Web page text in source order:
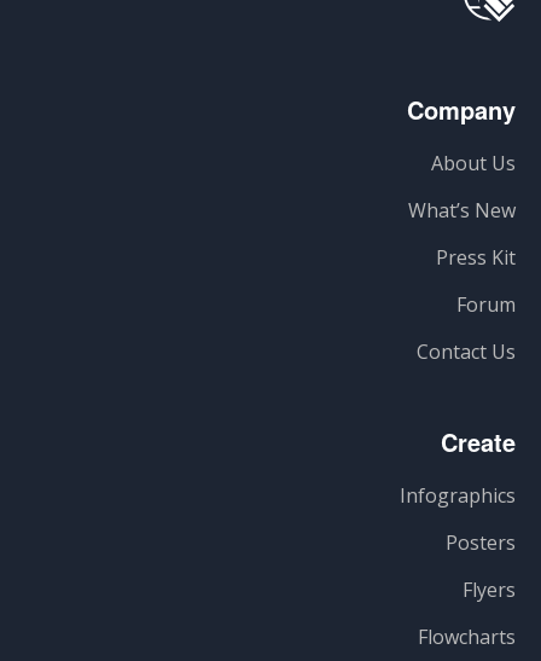
Company
About Us
What’s New
Press Kit
Forum
Contact Us
Create
Infographics
Posters
Flyers
Flowcharts